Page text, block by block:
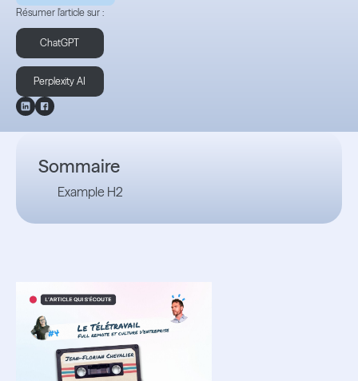
Résumer l'article sur :
ChatGPT
Perplexity AI
Sommaire
Example H2